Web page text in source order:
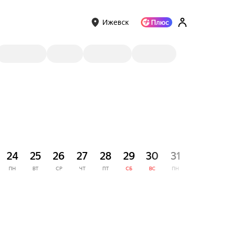
Ижевск
24
ПН
25
ВТ
26
СР
27
ЧТ
28
ПТ
29
СБ
30
ВС
31
ПН